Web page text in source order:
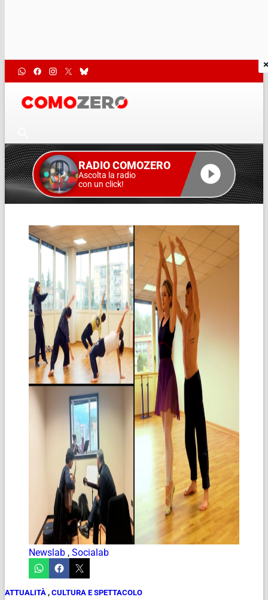
RADIO COMOZERO
Ascolta la radio
con un click!
Newslab , Socialab
ATTUALITÀ , CULTURA E SPETTACOLO